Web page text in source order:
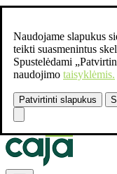
Naudojame slapukus
teikti suasmenintus
Spustelėdami
naudojimo taisyklėmis.
Patvirtinti slapukus
Susisiekite:
Skip to Content